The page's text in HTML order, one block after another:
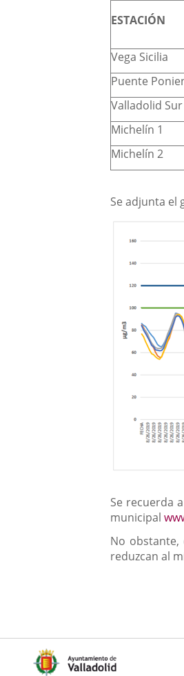
ESTACIÓN
Vega Sicilia
Puente
Valladolid Sur
Michelín 1
Michelín 2
Se adjunta el
Se recuerda
municipal
No obstante,
reduzcan al